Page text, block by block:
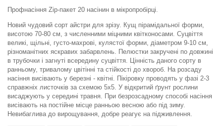
Профнасіння Zip-пакет 20 насінин в мікропробірці.
Новий чудовий сорт айстри для зрізу. Кущ пірамідальної форми,
висотою 70-80 см, з численними міцними квітконосами. Суцвіття
великі, щільні, густо-махрові, кулястої форми, діаметром 9-10 см,
різноманітних яскравих забарвлень. Пелюстки закручені по довжині
в трубочки і загнуті всередину суцвіття. Цінність даного сорту в
ранньому, тривалому цвітінні та стійкості до хвороб. На розсаду
насіння висівають у березні - квітні. Пікіровку проводять у фазі 2-3
справжніх листочків за схемою 5x5. У відкритий ґрунт рослини
висаджують у середині травня. При безрозсадному способі насіння
висівають на постійне місце ранньою весною або під зиму.
Невибаглива до вирощування, добре реагує на підживлення.